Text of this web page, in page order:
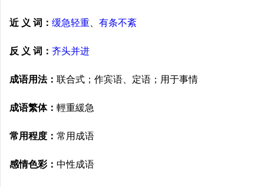
近 义 词： 缓急轻重 有条不紊
反 义 词： 齐头并进
成语用法： 联合式；作宾语、定语；用于事情
成语繁体： 輕重緩急
常用程度： 常用成语
感情色彩： 中性成语